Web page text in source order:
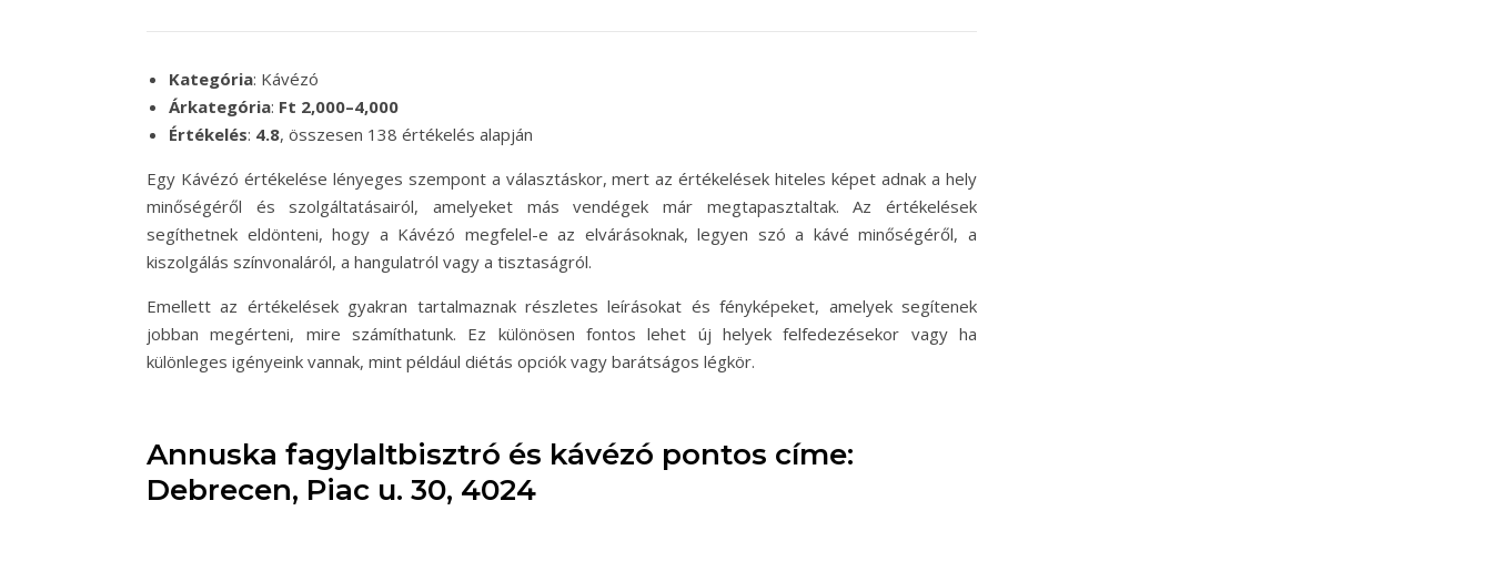
Kategória: Kávézó
Árkategória: Ft 2,000–4,000
Értékelés: 4.8, összesen 138 értékelés alapján
Egy Kávézó értékelése lényeges szempont a választáskor, mert az értékelések hiteles képet adnak a hely
minőségéről és szolgáltatásairól, amelyeket más vendégek már megtapasztaltak. Az értékelések
segíthetnek eldönteni, hogy a Kávézó megfelel-e az elvárásoknak, legyen szó a kávé minőségéről, a
kiszolgálás színvonaláról, a hangulatról vagy a tisztaságról.
Emellett az értékelések gyakran tartalmaznak részletes leírásokat és fényképeket, amelyek segítenek
jobban megérteni, mire számíthatunk. Ez különösen fontos lehet új helyek felfedezésekor vagy ha
különleges igényeink vannak, mint például diétás opciók vagy barátságos légkör.
Annuska fagylaltbisztró és kávézó pontos címe:
Debrecen, Piac u. 30, 4024